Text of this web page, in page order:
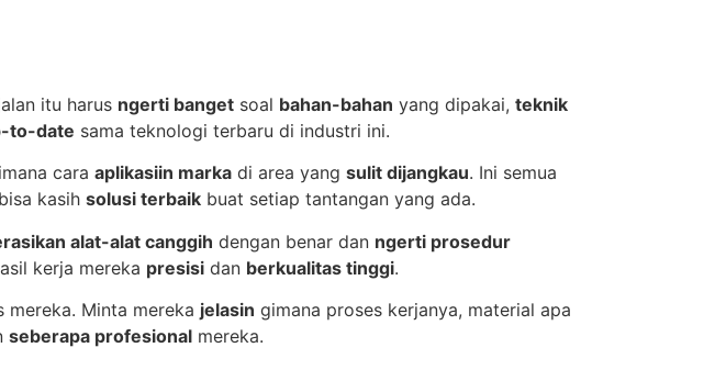
itu harus ngerti banget soal bahan-bahan yang dipakai, teknik
to-date sama teknologi terbaru di industri ini.
cara aplikasiin marka di area yang sulit dijangkau. Ini semua
kasih solusi terbaik buat setiap tantangan yang ada.
alat-alat canggih dengan benar dan ngerti prosedur
kerja mereka presisi dan berkualitas tinggi.
mereka. Minta mereka jelasin gimana proses kerjanya, material apa
seberapa profesional mereka.